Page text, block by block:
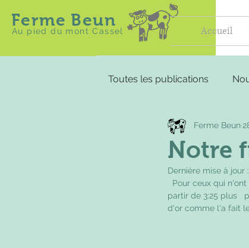
Ferme Beun
Au pied du mont Cassel Accueil
Toutes les publications
Notre
Ferme Beun
Dernière mise à jour :
partir de 3:25 plus
d'or comme l'a fait